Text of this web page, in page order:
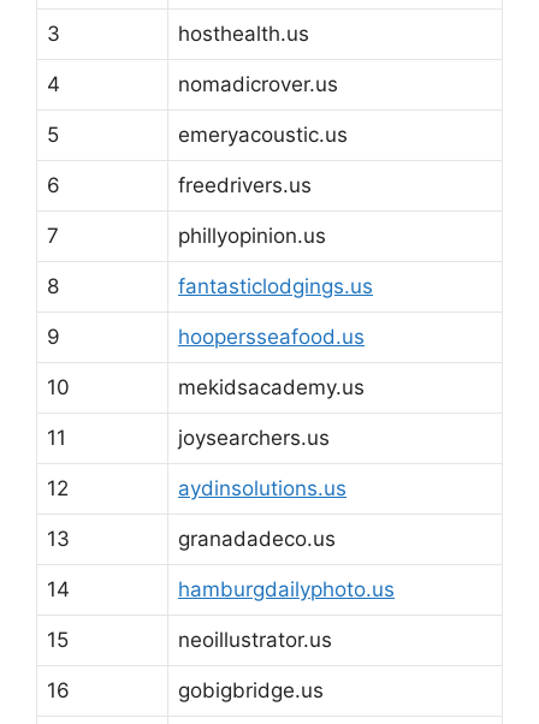
3 hosthealth.us
4 nomadicrover.us
5 emeryacoustic.us
6 freedrivers.us
7 phillyopinion.us
8 fantasticlodgings.us
9 hoopersseafood.us
10 mekidsacademy.us
11 joysearchers.us
12 aydinsolutions.us
13 granadadeco.us
14 hamburgdailyphoto.us
15 neoillustrator.us
16 gobigbridge.us